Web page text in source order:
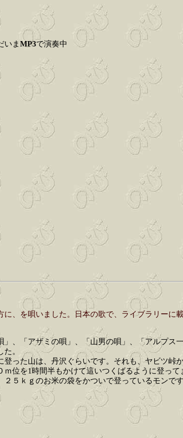
ま MP3で演奏中
、を唄いました。日本の歌で、ライブラリーに
、「アザミの唄」、「山男の唄」、「アルプ
。
った山は、丹沢ぐらいです。それも、ヤビツ
位を1時間半もかけて這いつくばるように登っ
５ｋｇのお米の袋をかついで登っているモン